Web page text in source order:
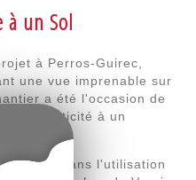
à un Sol
à Perros-Guirec,
une vue imprenable sur
a été l'occasion de
authenticité à un
réside dans l'utilisation